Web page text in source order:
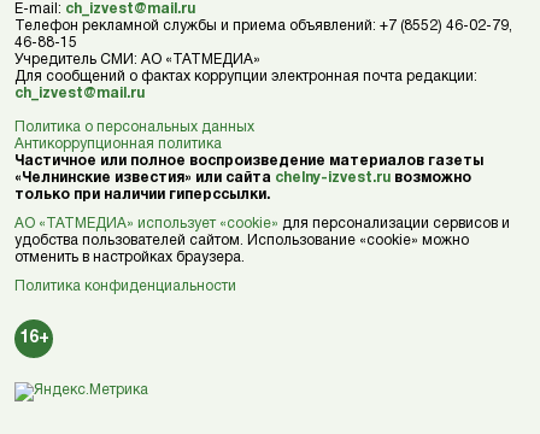
E-mail: ch_izvest@mail.ru
Телефон рекламной службы и приема объявлений: +7 (8552) 46-02-79,
46-88-15
Учредитель СМИ: АО «ТАТМЕДИА»
Для сообщений о фактах коррупции электронная почта редакции:
ch_izvest@mail.ru
Политика о персональных данных
Антикоррупционная политика
Частичное или полное воспроизведение материалов газеты
«Челнинские известия» или сайта chelny-izvest.ru возможно
только при наличии гиперссылки.
АО «ТАТМЕДИА» использует «cookie» для персонализации сервисов и
удобства пользователей сайтом. Использование «cookie» можно
отменить в настройках браузера.
Политика конфиденциальности
16+